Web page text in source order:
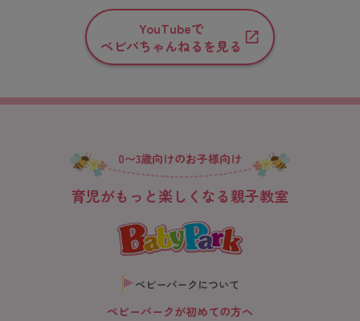
YouTubeで
ベビパちゃんねるを見る
0〜3歳向けのお子様向け
育児がもっと楽しくなる親子教室
ベビーパークについて
ベビーパークが初めての方へ